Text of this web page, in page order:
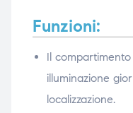
Funzioni:
Il
illuminazione
localizzazione.